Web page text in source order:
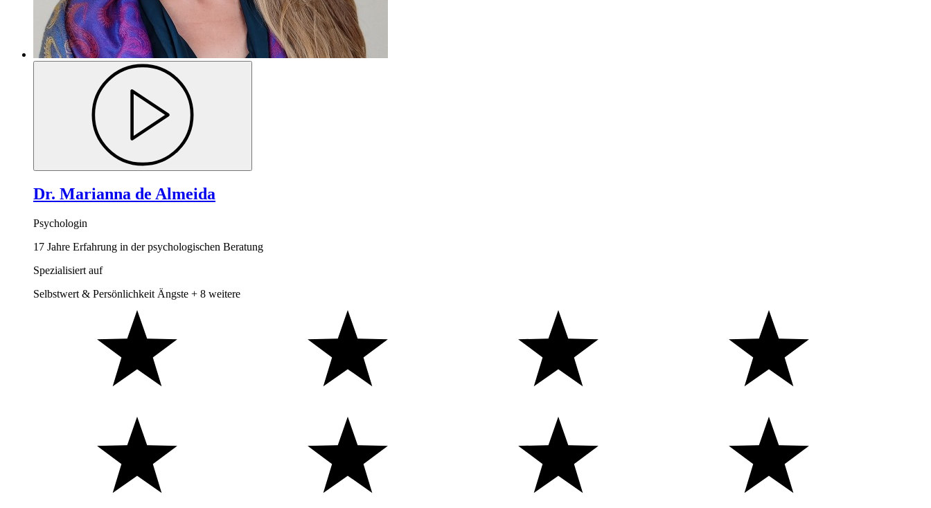
Dr. Marianna de Almeida
Psychologin
17 Jahre Erfahrung in der psychologischen Beratung
Spezialisiert auf
Selbstwert & Persönlichkeit Ängste + 8 weitere